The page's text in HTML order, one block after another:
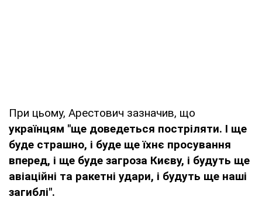
При цьому, Арестович зазначив, що
українцям "ще доведеться постріляти. І ще
буде страшно, і буде ще їхнє просування
вперед, і ще буде загроза Києву, і будуть ще
авіаційні та ракетні удари, і будуть ще наші
загиблі".